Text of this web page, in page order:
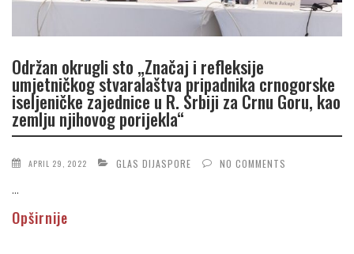
Održan okrugli sto „Značaj i refleksije
umjetničkog stvaralaštva pripadnika crnogorske
iseljeničke zajednice u R. Srbiji za Crnu Goru, kao
zemlju njihovog porijekla“
APRIL 29, 2022 GLAS DIJASPORE NO COMMENTS
...
Opširnije